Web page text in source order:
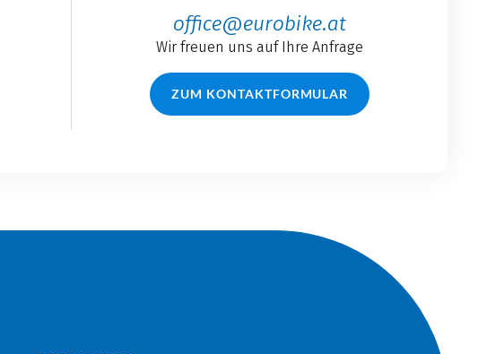
office@eurobike.at
Wir freuen uns auf Ihre Anfrage
ZUM KONTAKTFORMULAR